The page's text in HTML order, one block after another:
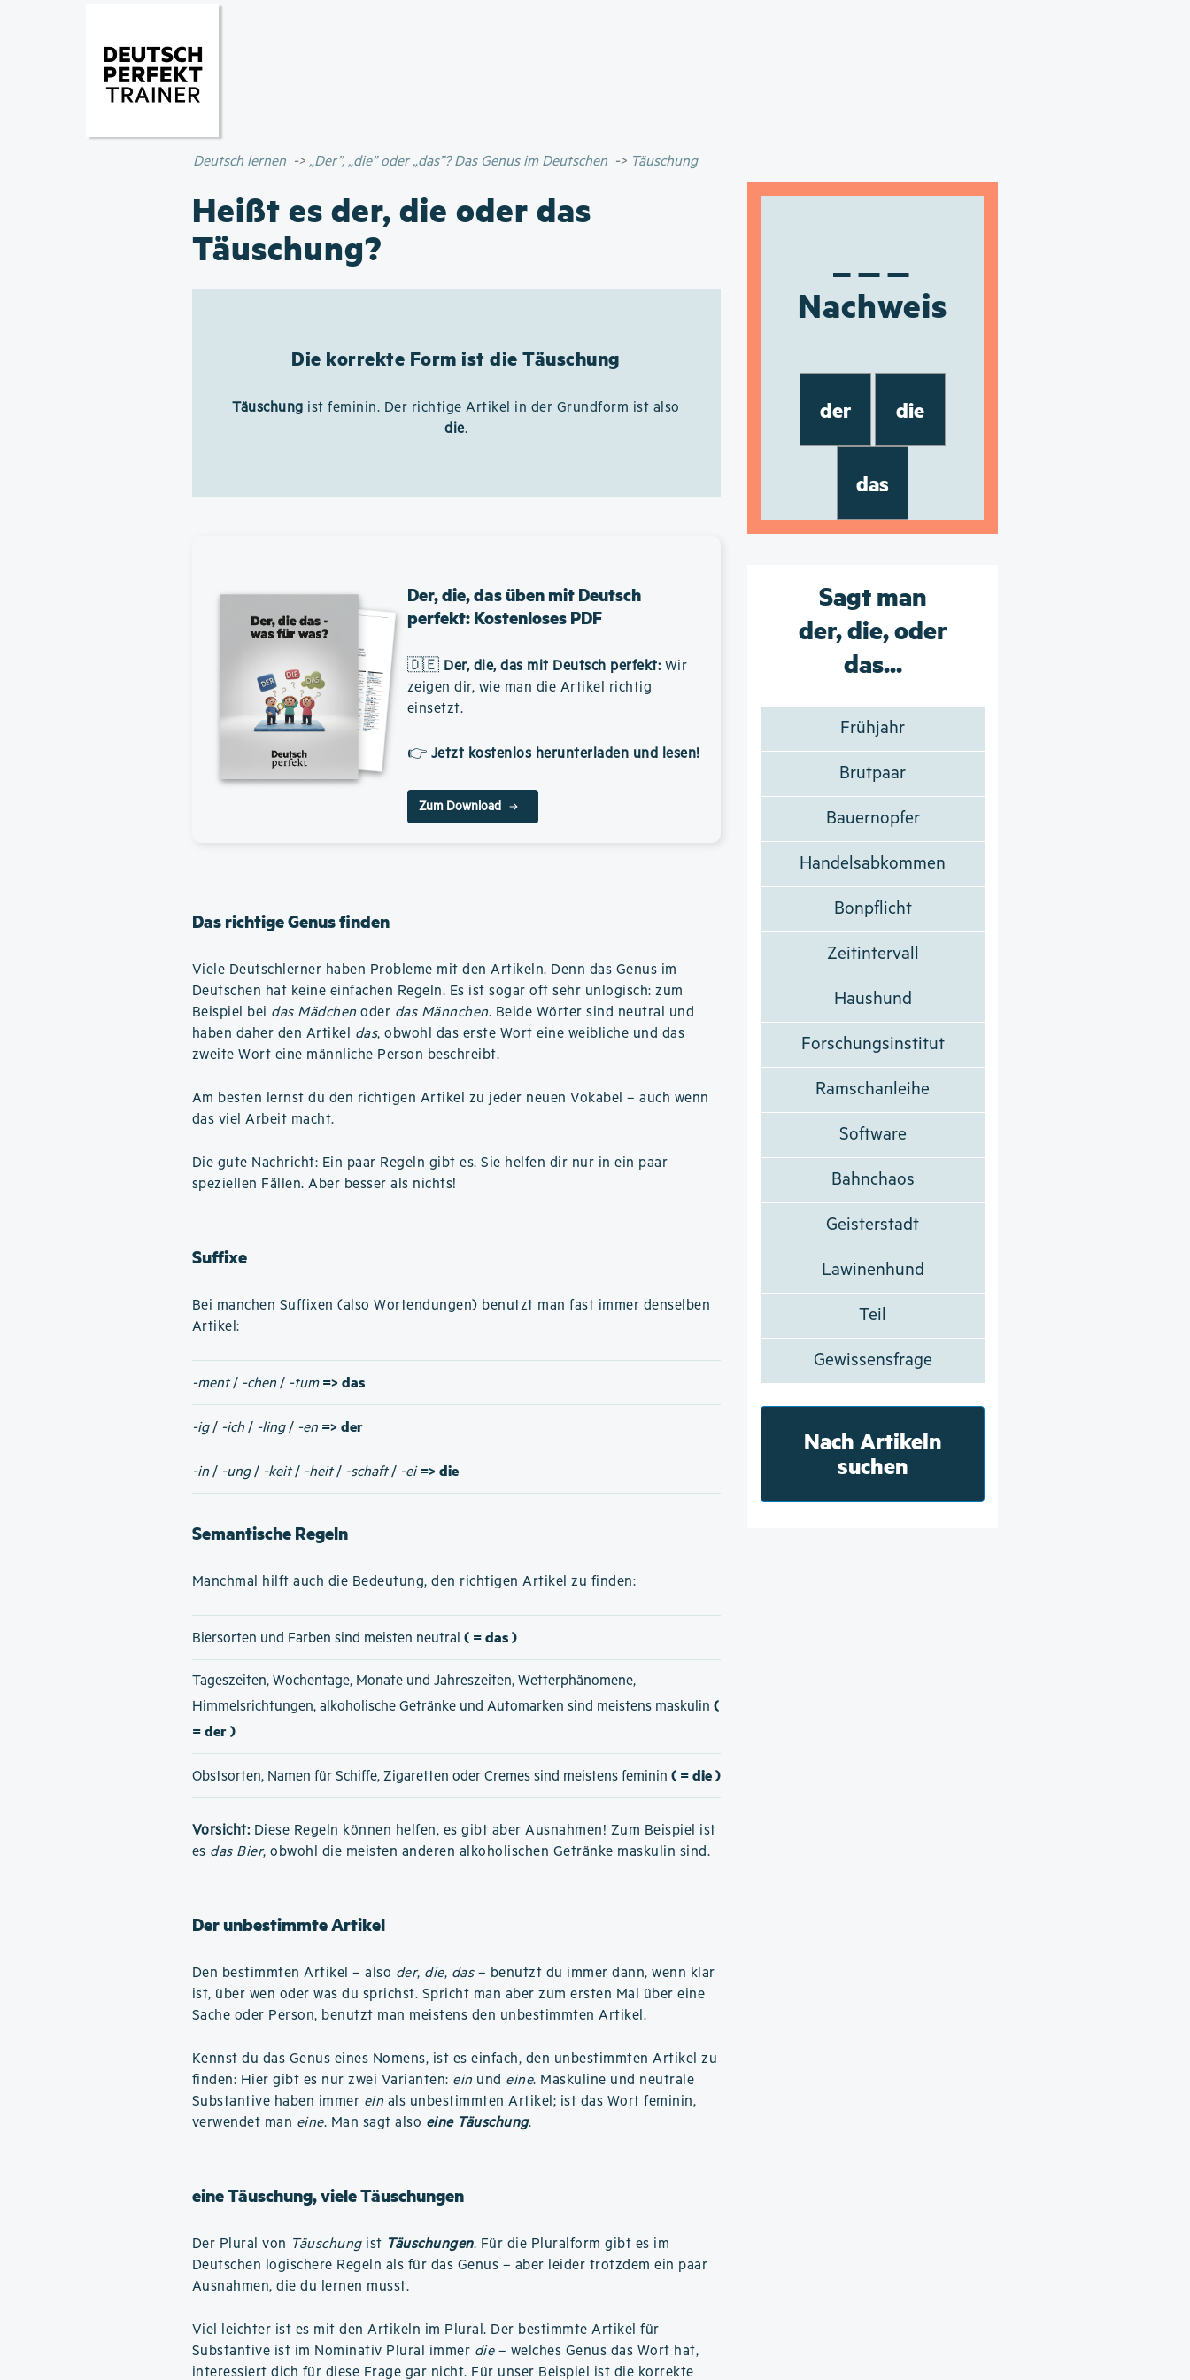
Deutsch lernen „Der”, „die” oder „das”? Das Genus im Deutschen Täuschung
Heißt es der, die oder das
Täuschung?
Die korrekte Form ist die Täuschung
Täuschung ist feminin. Der richtige Artikel in der Grundform ist also
die.
Der, die, das üben mit Deutsch
perfekt: Kostenloses PDF
🇩🇪 Der, die, das mit Deutsch perfekt: Wir
zeigen dir, wie man die Artikel richtig
einsetzt.
👉 Jetzt kostenlos herunterladen und lesen!
Zum Download
Das richtige Genus finden
Viele Deutschlerner haben Probleme mit den Artikeln. Denn das Genus im
Deutschen hat keine einfachen Regeln. Es ist sogar oft sehr unlogisch: zum
Beispiel bei das Mädchen oder das Männchen. Beide Wörter sind neutral und
haben daher den Artikel das, obwohl das erste Wort eine weibliche und das
zweite Wort eine männliche Person beschreibt.
Am besten lernst du den richtigen Artikel zu jeder neuen Vokabel – auch wenn
das viel Arbeit macht.
Die gute Nachricht: Ein paar Regeln gibt es. Sie helfen dir nur in ein paar
speziellen Fällen. Aber besser als nichts!
Suffixe
Bei manchen Suffixen (also Wortendungen) benutzt man fast immer denselben
Artikel:
-ment/ -chen/ -tum => das
-ig/ -ich/ -ling/ -en => der
-in/ -ung/ -keit/ -heit/ -schaft/ -ei => die
Semantische Regeln
Manchmal hilft auch die Bedeutung, den richtigen Artikel zu finden:
Biersorten und Farben sind meisten neutral ( = das )
Tageszeiten, Wochentage, Monate und Jahreszeiten, Wetterphänomene,
Himmelsrichtungen, alkoholische Getränke und Automarken sind meistens maskulin (
= der )
Obstsorten, Namen für Schiffe, Zigaretten oder Cremes sind meistens feminin ( = die )
Vorsicht:Diese Regeln können helfen, es gibt aber Ausnahmen! Zum Beispiel ist
es das Bier, obwohl die meisten anderen alkoholischen Getränke maskulin sind.
Der unbestimmte Artikel
Den bestimmten Artikel – also der, die, das– benutzt du immer dann, wenn klar
ist, über wen oder was du sprichst. Spricht man aber zum ersten Mal über eine
Sache oder Person, benutzt man meistens den unbestimmten Artikel.
Kennst du das Genus eines Nomens, ist es einfach, den unbestimmten Artikel zu
finden: Hier gibt es nur zwei Varianten: ein und eine. Maskuline und neutrale
Substantive haben immer ein als unbestimmten Artikel; ist das Wort feminin,
verwendet man eine. Man sagt also eine Täuschung.
eine Täuschung, viele Täuschungen
Der Plural von Täuschungist Täuschungen. Für die Pluralform gibt es im
Deutschen logischere Regeln als für das Genus – aber leider trotzdem ein paar
Ausnahmen, die du lernen musst.
Viel leichter ist es mit den Artikeln im Plural. Der bestimmte Artikel für
Substantive ist im Nominativ Plural immer die– welches Genus das Wort hat,
interessiert dich für diese Frage gar nicht. Für unser Beispiel ist die korrekte
Nachweis
der die
das
Sagt man
der, die, oder
das...
Frühjahr
Brutpaar
Bauernopfer
Handelsabkommen
Bonpflicht
Zeitintervall
Haushund
Forschungsinstitut
Ramschanleihe
Software
Bahnchaos
Geisterstadt
Lawinenhund
Teil
Gewissensfrage
Nach Artikeln
suchen